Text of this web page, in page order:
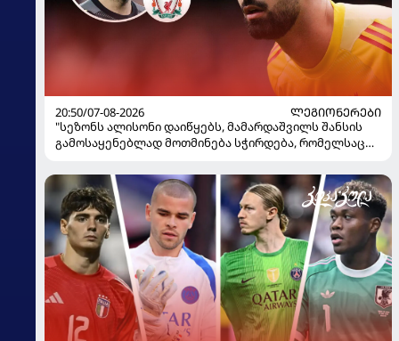
20:50/07-08-2026
ᲚᲔᲒᲘᲝᲜᲔᲠᲔᲑᲘ
"სეზონს ალისონი დაიწყებს, მამარდაშვილს შანსის
გამოსაყენებლად მოთმინება სჭირდება, რომელსაც
ყოფილმა მეკარემ